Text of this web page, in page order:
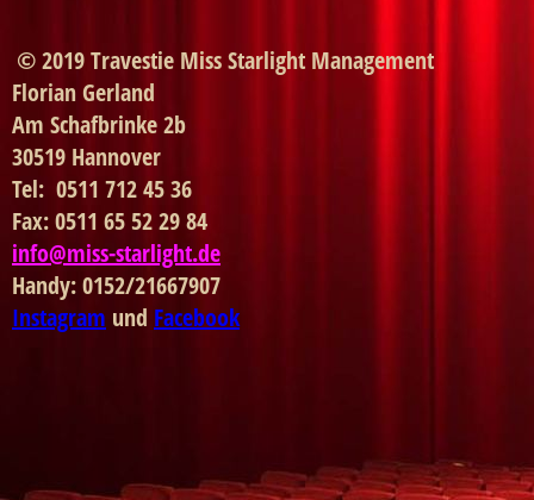
© 2019 Travestie Miss Starlight Management
Florian Gerland
Am Schafbrinke 2b
30519 Hannover
Tel: 0511 712 45 36
Fax: 0511 65 52 29 84
info@miss-starlight.de
Handy: 0152/21667907
Instagram und Facebook